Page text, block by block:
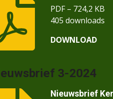
PDF – 724,2 KB
405 downloads
DOWNLOAD
3-2024
Nieuwsbrief